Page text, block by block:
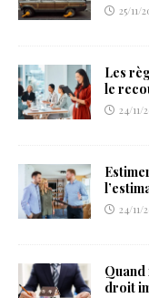
25/11/
Les
le
24/11/
24/11/
droit